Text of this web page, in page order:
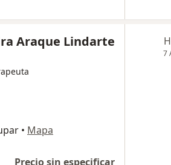
Araque Lindarte
• Mapa
Precio sin especificar
7